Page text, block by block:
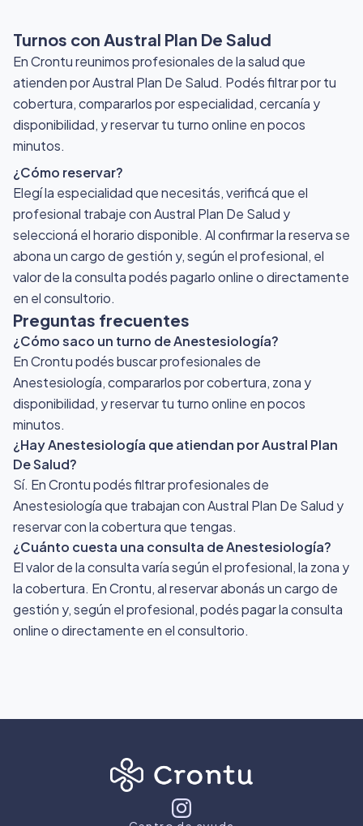
Turnos con Austral Plan De Salud
En Crontu reunimos profesionales de la salud que
atienden por Austral Plan De Salud. Podés filtrar por tu
cobertura, compararlos por especialidad, cercanía y
disponibilidad, y reservar tu turno online en pocos
minutos.
¿Cómo reservar?
Elegí la especialidad que necesitás, verificá que el
profesional trabaje con Austral Plan De Salud y
seleccioná el horario disponible. Al confirmar la reserva se
abona un cargo de gestión y, según el profesional, el
valor de la consulta podés pagarlo online o directamente
en el consultorio.
Preguntas frecuentes
¿Cómo saco un turno de Anestesiología?
En Crontu podés buscar profesionales de
Anestesiología, compararlos por cobertura, zona y
disponibilidad, y reservar tu turno online en pocos
minutos.
¿Hay Anestesiología que atiendan por Austral Plan
De Salud?
Sí. En Crontu podés filtrar profesionales de
Anestesiología que trabajan con Austral Plan De Salud y
reservar con la cobertura que tengas.
¿Cuánto cuesta una consulta de Anestesiología?
El valor de la consulta varía según el profesional, la zona y
la cobertura. En Crontu, al reservar abonás un cargo de
gestión y, según el profesional, podés pagar la consulta
online o directamente en el consultorio.